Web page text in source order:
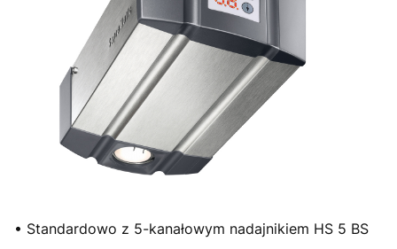
• Standardowo z 5-kanałowym nadajnikiem HS 5 BS